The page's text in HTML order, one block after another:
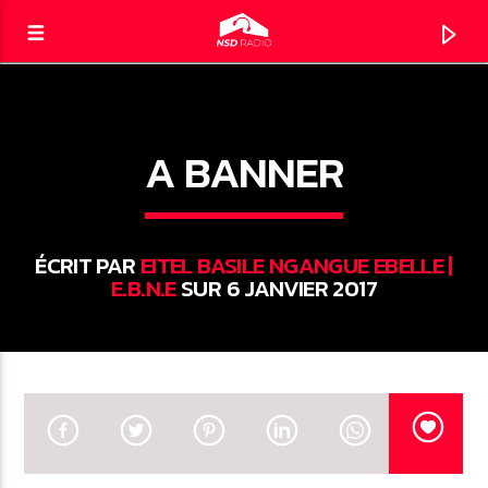
NSD RADIO
LE DIRECT
A BANNER
ÉCRIT PAREITEL BASILE NGANGUE EBELLE |
E.B.N.ESUR 6 JANVIER 2017